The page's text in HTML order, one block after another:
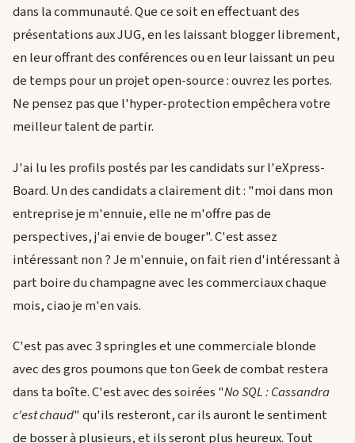
dans la communauté. Que ce soit en effectuant des
présentations aux JUG, en les laissant blogger librement,
en leur offrant des conférences ou en leur laissant un peu
de temps pour un projet open-source : ouvrez les portes.
Ne pensez pas que l'hyper-protection empêchera votre
meilleur talent de partir.
J'ai lu les profils postés par les candidats sur l'eXpress-
Board. Un des candidats a clairement dit : "moi dans mon
entreprise je m'ennuie, elle ne m'offre pas de
perspectives, j'ai envie de bouger". C'est assez
intéressant non ? Je m'ennuie, on fait rien d'intéressant à
part boire du champagne avec les commerciaux chaque
mois, ciao je m'en vais.
C'est pas avec 3 springles et une commerciale blonde
avec des gros poumons que ton Geek de combat restera
dans ta boîte. C'est avec des soirées "No SQL : Cassandra
c'est chaud" qu'ils resteront, car ils auront le sentiment
de bosser à plusieurs, et ils seront plus heureux. Tout